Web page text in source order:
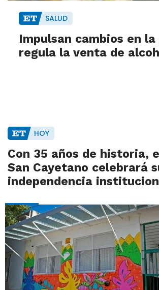
SALUD
Impulsan cambios en la
regula la venta de
HOY
Con 35 años de historia,
San Cayetano celebrará
independencia